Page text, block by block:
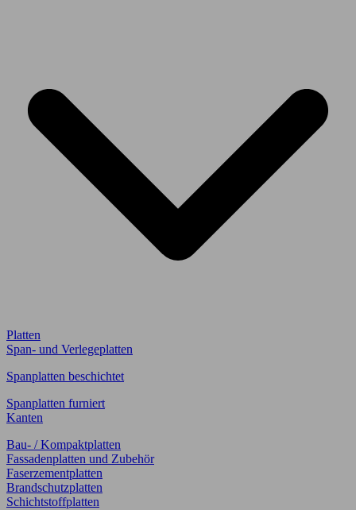
Platten
Span- und Verlegeplatten
Spanplatten beschichtet
Spanplatten furniert
Kanten
Bau- / Kompaktplatten
Fassadenplatten und Zubehör
Faserzementplatten
Brandschutzplatten
Schichtstoffplatten